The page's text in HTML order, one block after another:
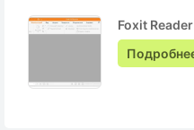
Foxit